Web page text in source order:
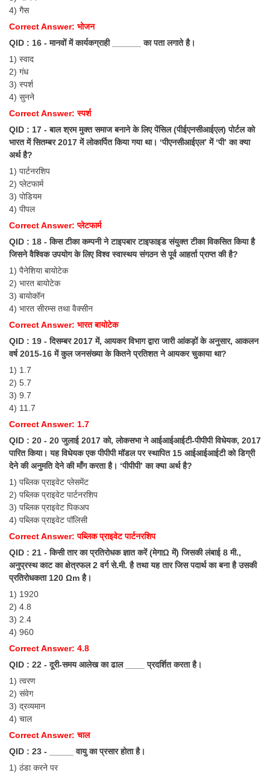
4) गैस
Correct Answer: भोजन
QID : 16 - मानवों में कार्यकग्राही ______ का पता लगाते है।
1) स्वाद
2) गंध
3) स्पर्श
4) सुनने
Correct Answer: स्पर्श
QID : 17 - बाल श्रम मुक्त समाज बनाने के लिए पेंसिल (पीईएनसीआईएल) पोर्टल को
भारत में सितम्बर 2017 में लोकार्पित किया गया था। ‘पीएनसीआईएल’ में ‘पी’ का क्या
अर्थ है?
1) पार्टनरशिप
2) प्लेटफार्म
3) पोडियम
4) पीपल
Correct Answer: प्लेटफार्म
QID : 18 - किस टीका कम्पनी ने टाइपबार टाइफाइड संयुक्त टीका विकसित किया है
जिसने वैश्विक उपयोग के लिए विश्व स्वास्थय संगठन से पूर्व आहर्ता प्राप्त की है?
1) पैनेशिया बायोटेक
2) भारत बायोटेक
3) बायोकॉन
4) भारत सीरम्स तथा वैक्सीन
Correct Answer: भारत बायोटेक
QID : 19 - दिसम्बर 2017 में, आयकर विभाग द्वारा जारी आंकड़ों के अनुसार, आकलन
वर्ष 2015-16 में कुल जनसंख्या के कितने प्रतिशत ने आयकर चुकाया था?
1) 1.7
2) 5.7
3) 9.7
4) 11.7
Correct Answer: 1.7
QID : 20 - 20 जुलाई 2017 को, लोकसभा ने आईआईआईटी-पीपीपी विधेयक, 2017
पारित किया। यह विधेयक एक पीपीपी मॉडल पर स्थापित 15 आईआईआईटी को डिग्री
देने की अनुमति देने की माँग करता है। ‘पीपीपी’ का क्या अर्थ है?
1) पब्लिक प्राइवेट प्लेसमेंट
2) पब्लिक प्राइवेट पार्टनरशिप
3) पब्लिक प्राइवेट पिकअप
4) पब्लिक प्राइवेट पॉलिसी
Correct Answer: पब्लिक प्राइवेट पार्टनरशिप
QID : 21 - किसी तार का प्रतिरोधक ज्ञात करें (मेगाΩ में) जिसकी लंबाई 8 मी.,
अनुप्रस्थ काट का क्षेत्रफल 2 वर्ग से.मी. है तथा यह तार जिस पदार्थ का बना है उसकी
प्रतिरोधकता 120 Ωm है।
1) 1920
2) 4.8
3) 2.4
4) 960
Correct Answer: 4.8
QID : 22 - दूरी-समय आलेख का ढाल ____ प्रदर्शित करता है।
1) त्वरण
2) संवेग
3) द्रव्यमान
4) चाल
Correct Answer: चाल
QID : 23 - _____ वायु का प्रसार होता है।
1) ठंडा करने पर